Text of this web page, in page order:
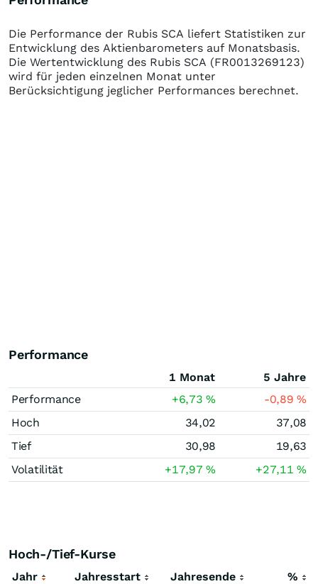
Die Performance der Rubis SCA liefert Statistiken zur
Entwicklung des Aktienbarometers auf Monatsbasis.
Die Wertentwicklung des Rubis SCA (FR0013269123)
wird für jeden einzelnen Monat unter
Berücksichtigung jeglicher Performances berechnet.
Performance
1 Monat
5 Jahre
Performance
+6,73% -0,89%
Hoch
34,02
37,08
Tief
30,98
19,63
Volatilität
+17,97% +27,11%
Hoch-/Tief-Kurse
Jahr Jahresstart Jahresende
%